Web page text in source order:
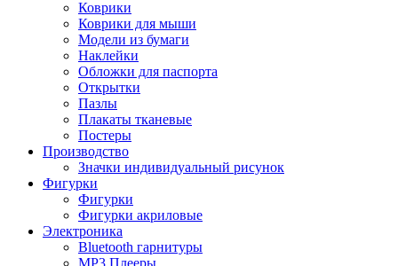
Коврики
Коврики для мыши
Модели из бумаги
Наклейки
Обложки для паспорта
Открытки
Пазлы
Плакаты тканевые
Постеры
Производство
Значки индивидуальный рисунок
Фигурки
Фигурки
Фигурки акриловые
Электроника
Bluetooth гарнитуры
MP3 Плееры